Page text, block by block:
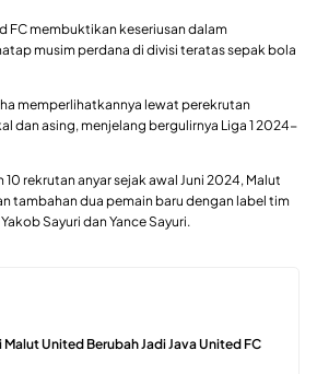
FC membuktikan keseriusan dalam
musim perdana di divisi teratas sepak bola
memperlihatkannya lewat perekrutan
dan asing, menjelang bergulirnya Liga 1 2024-
rekrutan anyar sejak awal Juni 2024, Malut
tambahan dua pemain baru dengan label tim
Sayuri dan Yance Sayuri.
Malut United Berubah Jadi Java United FC